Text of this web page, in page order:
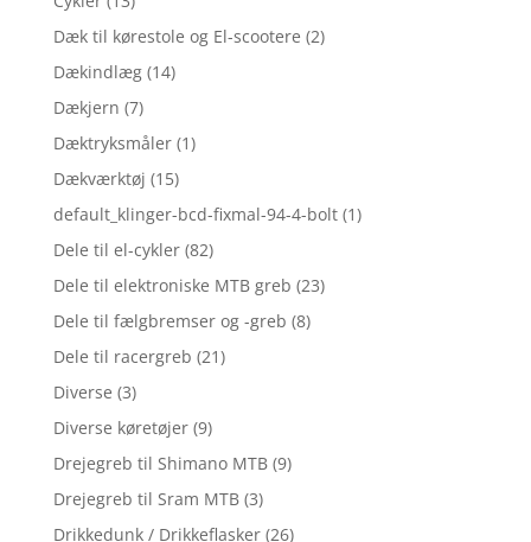
Dæk til kørestole og El-scootere (2)
Dækindlæg (14)
Dækjern (7)
Dæktryksmåler (1)
Dækværktøj (15)
default_klinger-bcd-fixmal-94-4-bolt (1)
Dele til el-cykler (82)
Dele til elektroniske MTB greb (23)
Dele til fælgbremser og -greb (8)
Dele til racergreb (21)
Diverse (3)
Diverse køretøjer (9)
Drejegreb til Shimano MTB (9)
Drejegreb til Sram MTB (3)
Drikkedunk / Drikkeflasker (26)